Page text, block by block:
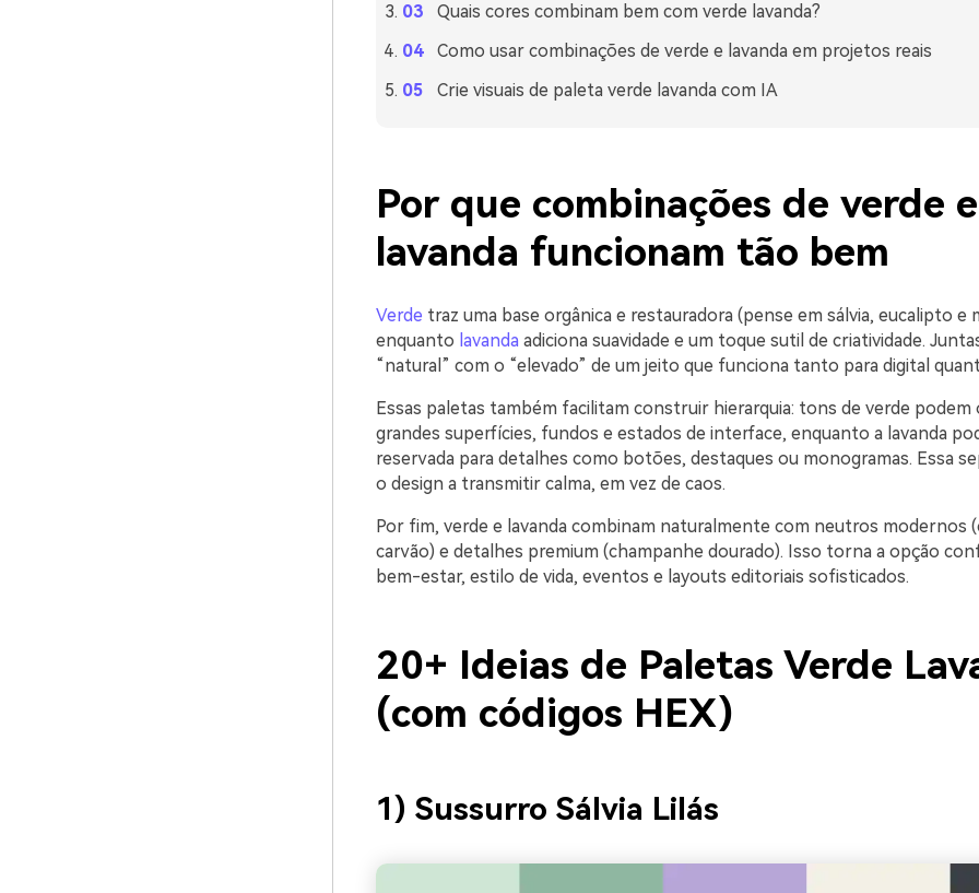
Quais cores combinam bem com verde lavanda?
Como usar combinações de verde e lavanda em projetos reais
Crie visuais de paleta verde lavanda com IA
Por que combinações de verde e
lavanda funcionam tão bem
Verde traz uma base orgânica e restauradora (pense em sálvia, eucalipto e
enquanto lavanda adiciona suavidade e um toque sutil de criatividade.
“natural” com o “elevado” de um jeito que funciona tanto para digital
Essas paletas também facilitam construir hierarquia: tons de verde podem
grandes superfícies, fundos e estados de interface, enquanto a lavanda
reservada para detalhes como botões, destaques ou monogramas. Essa
o design a transmitir calma, em vez de caos.
Por fim, verde e lavanda combinam naturalmente com neutros modernos
carvão) e detalhes premium (champanhe dourado). Isso torna a opção
bem-estar, estilo de vida, eventos e layouts editoriais sofisticados.
20+ Ideias de Paletas Verde
(com códigos HEX)
1) Sussurro Sálvia Lilás